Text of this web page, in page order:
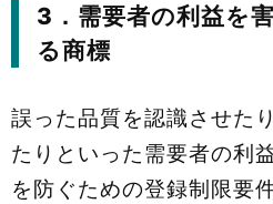
3．需要者の利益を
る商標
誤った品質を認識させた
たりといった需要者の利
を防ぐための登録制限要